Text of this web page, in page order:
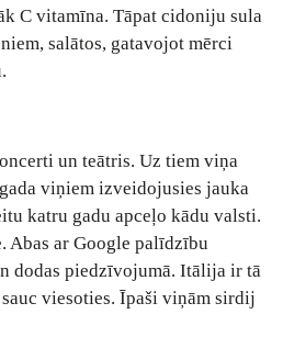
C vitamīna. Tāpat cidoniju sula
salātos, gatavojot mērci
un teātris. Uz tiem viņa
viņiem izveidojusies jauka
katru gadu apceļo kādu valsti.
Abas ar Google palīdzību
dodas piedzīvojumā. Itālija ir tā
viesoties. Īpaši viņām sirdij